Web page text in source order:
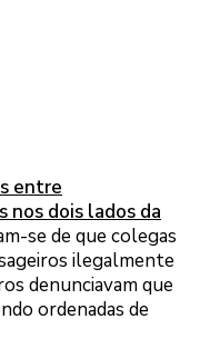
entre
dois lados da
se de que colegas
ilegalmente
denunciavam que
ordenadas de